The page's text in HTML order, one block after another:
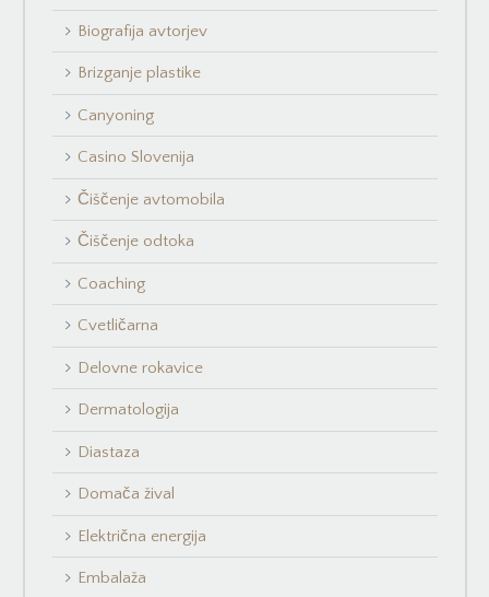
Biografija avtorjev
Brizganje plastike
Canyoning
Casino Slovenija
Čiščenje avtomobila
Čiščenje odtoka
Coaching
Cvetličarna
Delovne rokavice
Dermatologija
Diastaza
Domača žival
Električna energija
Embalaža